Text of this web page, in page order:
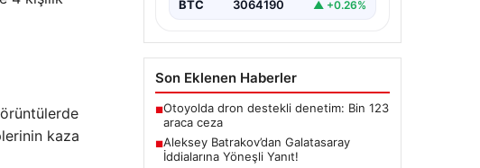
kaza
BTC 3064190 ▲ +0.26%
Son Eklenen Haberler
■Otoyolda dron destekli denetim: Bin 123
araca ceza
■Aleksey Batrakov’dan Galatasaray
İddialarına Yöneşli Yanıt!